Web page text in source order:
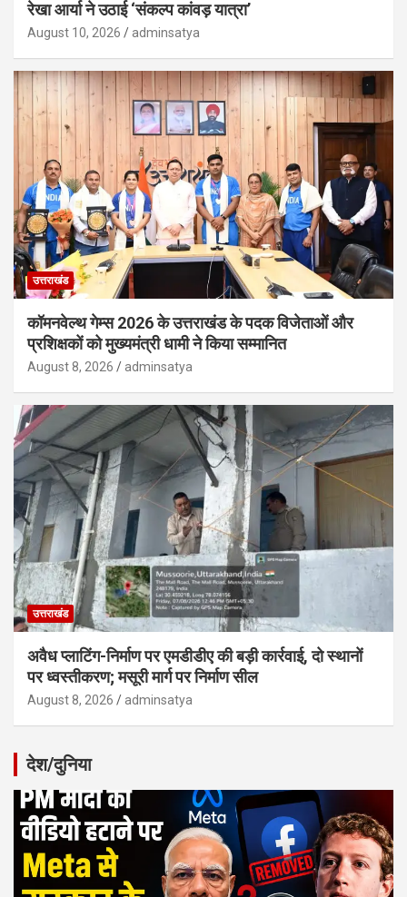
रेखा आर्या ने उठाई ‘संकल्प कांवड़ यात्रा’
August 10, 2026 adminsatya
उत्तराखंड
कॉमनवेल्थ गेम्स 2026 के उत्तराखंड के पदक विजेताओं और
प्रशिक्षकों को मुख्यमंत्री धामी ने किया सम्मानित
August 8, 2026 adminsatya
उत्तराखंड
अवैध प्लाटिंग-निर्माण पर एमडीडीए की बड़ी कार्रवाई, दो स्थानों
पर ध्वस्तीकरण; मसूरी मार्ग पर निर्माण सील
August 8, 2026 adminsatya
देश/दुनिया